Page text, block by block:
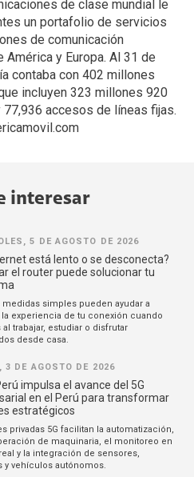
de clase mundial le
un portafolio de servicios
de comunicación
y Europa. Al 31 de
contaba con 402 millones
incluyen 323 millones 920
accesos de líneas fijas.
interesar
5 DE AGOSTO DE 2026
está lento o se desconecta?
el router puede solucionar tu
medidas simples pueden ayudar a
experiencia de tu conexión cuando
al trabajar, estudiar o disfrutar
desde casa.
3 DE AGOSTO DE 2026
impulsa el avance del 5G
en el Perú para transformar
estratégicos
privadas 5G facilitan la automatización,
de maquinaria, el monitoreo en
y la integración de sensores,
y vehículos autónomos.